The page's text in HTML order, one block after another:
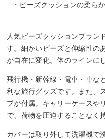
・ビーズクッションの柔ら
人気ビーズクッションブラン
す。細かいビーズと伸縮性の
が自在に変化。体のラインに
飛行機・新幹線・電車・車な
利な旅行グッズです。また、
プが付属。キャリーケースや
で、荷物を圧迫することなく
カバーは取り外して洗濯機で